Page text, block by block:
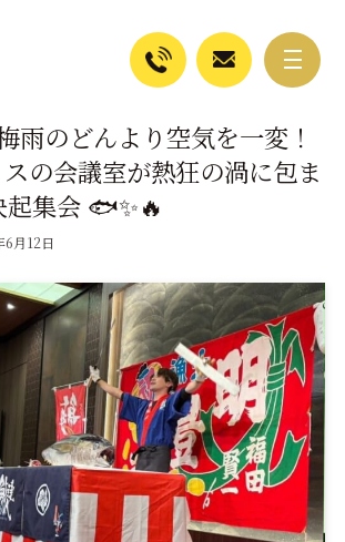
雨のどんより空気を一変！
スの会議室が熱狂の渦に包ま
起集会 🐟✨🔥
6月12日